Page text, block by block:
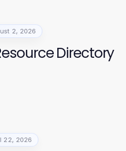
2, 2026
Directory
22, 2026